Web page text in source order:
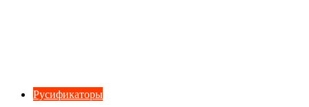
Русификаторы